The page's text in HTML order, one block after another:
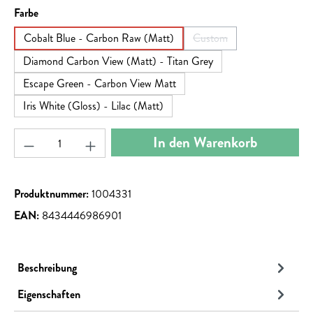
Farbeauswählen
Cobalt Blue - Carbon Raw (Matt)
Custom
(Diese Option ist zurzeit
Diamond Carbon View (Matt) - Titan Grey
Escape Green - Carbon View Matt
Iris White (Gloss) - Lilac (Matt)
Produkt Anzahl: Gib den gewünschten Wert ein
In den Warenkorb
Produktnummer:1004331
EAN: 8434446986901
Beschreibung
Eigenschaften